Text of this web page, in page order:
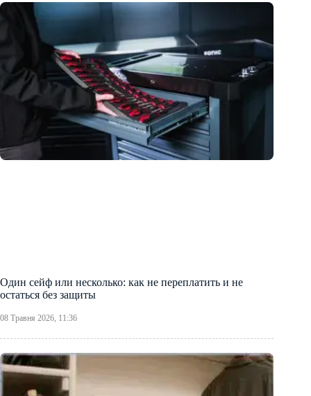
Один сейф или несколько: как не переплатить и не
остаться без защиты
08 Травня 2026, 11:36